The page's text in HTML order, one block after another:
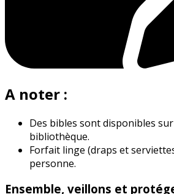
A noter :
Des bibles sont disponibles
bibliothèque.
Forfait linge (draps et
personne.
Ensemble, veillons et